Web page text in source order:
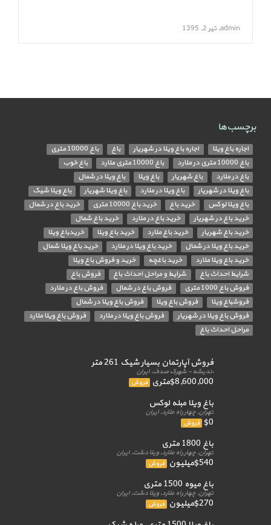
admin, تیر 2, 1395
برچسب‌ها
اجاره باغ ویلا اجاره باغ ویلا در شهریار باغ
باغ 10000 متری
باغ 10000 متری در ملارد
باغ 10000 متری ملارد
باغ خوب
باغ در ملارد
باغ شهریار باغ ویلا
باغ ویلا در شمال
باغ ویلا در شهریار
باغ ویلا در ملارد باغ ویلا شهریار
باغ ویلا شیک
باغ ویلا لوکس
خرید باغ خرید باغ 10000 متری
خرید باغ در شمال
خرید باغ در شهریار
خرید باغ در ملارد
خرید باغ شمال
خرید باغ شهریار
خرید باغ ملارد خرید باغ ویلا
خریدباغ ویلا
خرید باغ ویلا در شمال
خرید باغ ویلا در ملارد
خرید باغ ویلا شمال
خرید باغ ویلا ملارد
خرید باغچه
خرید و فروش باغ ویلا
شرایط احداث باغ
شرایط و مراحل احداث باغ
فروش باغ
فروش باغ 1000 متری
فروش باغ در شمال
فروش باغ در ملارد
فروشباغ ویلا
فروش باغ ویلا
فروش باغ ویلا در شمال
فروش باغ ویلا در شهریار
فروش باغ ویلا در ملارد
فروش باغ ویلا ملارد
مراحل احداث باغ
فروش آپارتمان بسیار شیک 261 متر
اندیشه - شهرک صدف, ایران
$8,600,000متری فروش
باغ ویلا مبله لوکس
تهران, چهار راه ملارد, ایران
$0 فروش
باغ 1800 متری
تهران, چهار راه ملارد, ویلا دشت, ایران
$540میلیون فروش
باغ میوه 1500 متری
تهران, چهار راه ملارد, ویلا دشت, ایران
$270میلیون فروش